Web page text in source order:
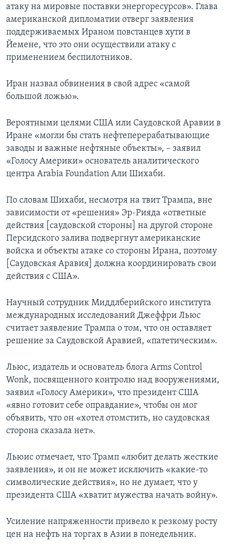
атаку на мировые поставки энергоресурсов». Глава
американской дипломатии отверг заявления
поддерживаемых Ираном повстанцев хути в
Йемене, что это они осуществили атаку с
применением беспилотников.
Иран назвал обвинения в свой адрес «самой
большой ложью».
Вероятными целями США или Саудовской Аравии в
Иране «могли бы стать нефтеперерабатывающие
заводы и важные нефтяные объекты», – заявил
«Голосу Америки» основатель аналитического
центра Arabia Foundation Али Шихаби.
По словам Шихаби, несмотря на твит Трампа, вне
зависимости от «решения» Эр-Рияда «ответные
действия [саудовской стороны] на другой стороне
Персидского залива подвергнут американские
войска и объекты атаке со стороны Ирана, поэтому
[Саудовская Аравия] должна координировать свои
действия с США».
Научный сотрудник Миддлберийского института
международных исследований Джеффри Льюс
считает заявление Трампа о том, что он оставляет
решение за Саудовской Аравией, «патетическим».
Льюс, издатель и основатель блога Arms Control
Wonk, посвященного контролю над вооружениями,
заявил «Голосу Америки», что президент США
«явно готовит себе оправдание», чтобы он мог
объявить, что он «хотел отомстить, но саудовская
сторона сказала нет».
Льюис отмечает, что Трамп «любит делать жесткие
заявления», и он не может исключить «какие-то
символические действия», но не думает, что у
президента США «хватит мужества начать войну».
Усиление напряженности привело к резкому росту
цен на нефть на торгах в Азии в понедельник.